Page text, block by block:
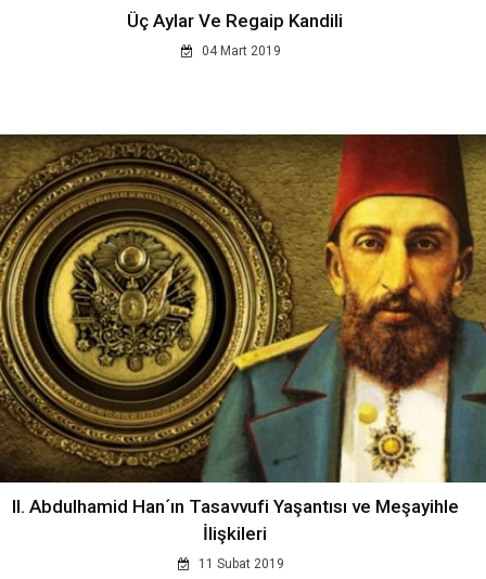
Üç Aylar Ve Regaip Kandili
04 Mart 2019
II. Abdulhamid Han´ın Tasavvufi Yaşantısı ve Meşayihle
İlişkileri
11 Subat 2019